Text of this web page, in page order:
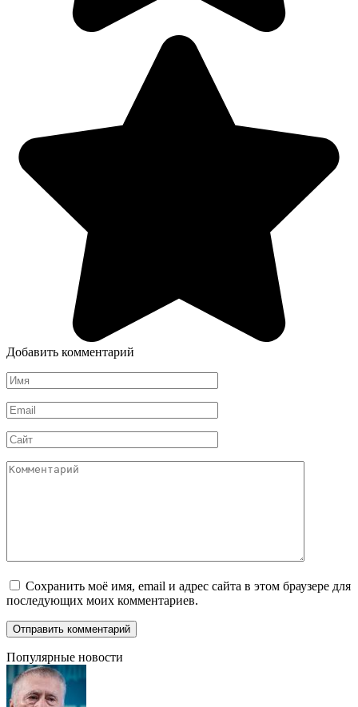
Добавить комментарий
Имя
*
Email
*
Сайт
Комментарий
Сохранить моё имя, email и адрес сайта в этом браузере для
последующих моих комментариев.
Популярные новости